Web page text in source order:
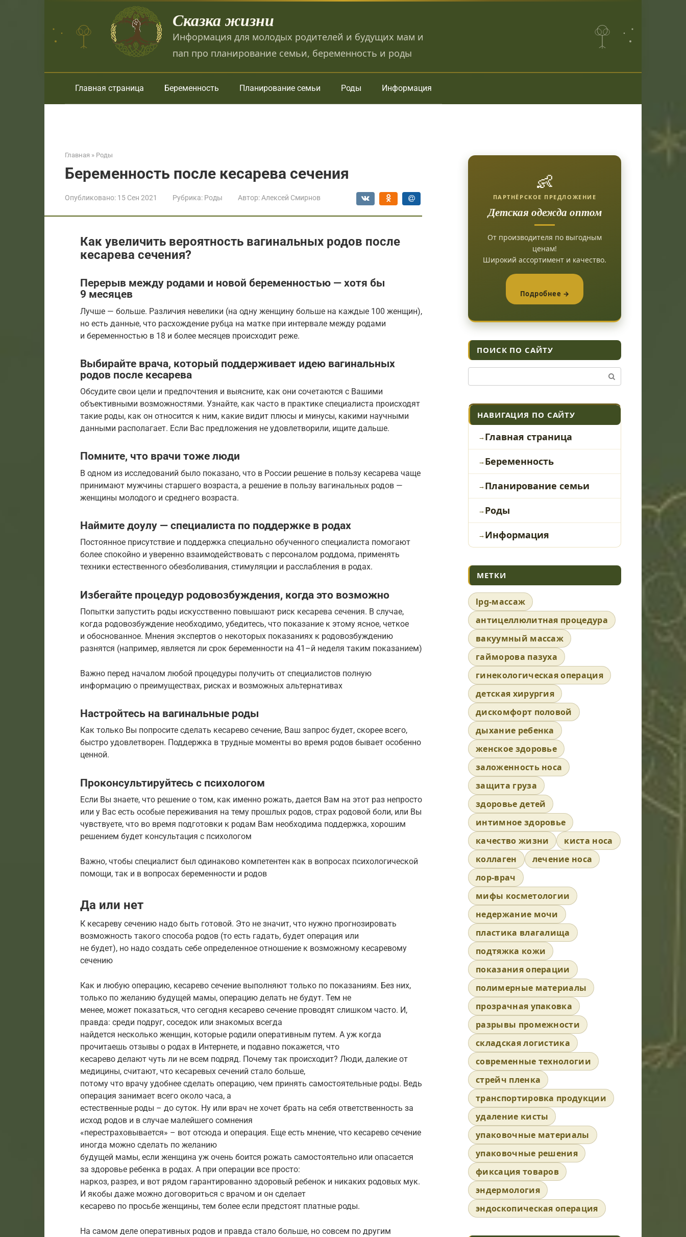
Сказка жизни
Информация для молодых родителей и будущих мам и
пап про планирование семьи, беременность и роды
Главная страница Беременность Планирование семьи Роды Информация
Главная » Роды
Беременность после кесарева сечения
Опубликовано: 15 Сен 2021 Рубрика: Роды Автор: Алексей Смирнов
Как увеличить вероятность вагинальных родов после
кесарева сечения?
Перерыв между родами и новой беременностью — хотя бы
9 месяцев
Лучше — больше. Различия невелики (на одну женщину больше на каждые 100 женщин),
но есть данные, что расхождение рубца на матке при интервале между родами
и беременностью в 18 и более месяцев происходит реже.
Выбирайте врача, который поддерживает идею вагинальных
родов после кесарева
Обсудите свои цели и предпочтения и выясните, как они сочетаются с Вашими
объективными возможностями. Узнайте, как часто в практике специалиста происходят
такие роды, как он относится к ним, какие видит плюсы и минусы, какими научными
данными располагает. Если Вас предложения не удовлетворили, ищите дальше.
Помните, что врачи тоже люди
В одном из исследований было показано, что в России решение в пользу кесарева чаще
принимают мужчины старшего возраста, а решение в пользу вагинальных родов —
женщины молодого и среднего возраста.
Наймите доулу — специалиста по поддержке в родах
Постоянное присутствие и поддержка специально обученного специалиста помогают
более спокойно и уверенно взаимодействовать с персоналом роддома, применять
техники естественного обезболивания, стимуляции и расслабления в родах.
Избегайте процедур родовозбуждения, когда это возможно
Попытки запустить роды искусственно повышают риск кесарева сечения. В случае,
когда родовозбуждение необходимо, убедитесь, что показание к этому ясное, четкое
и обоснованное. Мнения экспертов о некоторых показаниях к родовозбуждению
разнятся (например, является ли срок беременности на 41–й неделя таким показанием)
Важно перед началом любой процедуры получить от специалистов полную
информацию о преимуществах, рисках и возможных альтернативах
Настройтесь на вагинальные роды
Как только Вы попросите сделать кесарево сечение, Ваш запрос будет, скорее всего,
быстро удовлетворен. Поддержка в трудные моменты во время родов бывает особенно
ценной.
Проконсультируйтесь с психологом
Если Вы знаете, что решение о том, как именно рожать, дается Вам на этот раз непросто
или у Вас есть особые переживания на тему прошлых родов, страх родовой боли, или Вы
чувствуете, что во время подготовки к родам Вам необходима поддержка, хорошим
решением будет консультация с психологом
Важно, чтобы специалист был одинаково компетентен как в вопросах психологической
помощи, так и в вопросах беременности и родов
Да или нет
К кесареву сечению надо быть готовой. Это не значит, что нужно прогнозировать
возможность такого способа родов (то есть гадать, будет операция или
не будет), но надо создать себе определенное отношение к возможному кесаревому
сечению
Как и любую операцию, кесарево сечение выполняют только по показаниям. Без них,
только по желанию будущей мамы, операцию делать не будут. Тем не
менее, может показаться, что сегодня кесарево сечение проводят слишком часто. И,
правда: среди подруг, соседок или знакомых всегда
найдется несколько женщин, которые родили оперативным путем. А уж когда
прочитаешь отзывы о родах в Интернете, и подавно покажется, что
кесарево делают чуть ли не всем подряд. Почему так происходит? Люди, далекие от
медицины, считают, что кесаревых сечений стало больше,
потому что врачу удобнее сделать операцию, чем принять самостоятельные роды. Ведь
операция занимает всего около часа, а
естественные роды – до суток. Ну или врач не хочет брать на себя ответственность за
исход родов и в случае малейшего сомнения
«перестраховывается» – вот отсюда и операция. Еще есть мнение, что кесарево сечение
иногда можно сделать по желанию
будущей мамы, если женщина уж очень боится рожать самостоятельно или опасается
за здоровье ребенка в родах. А при операции все просто:
наркоз, разрез, и вот рядом гарантированно здоровый ребенок и никаких родовых мук.
И якобы даже можно договориться с врачом и он сделает
кесарево по просьбе женщины, тем более если предстоят платные роды.
На самом деле оперативных родов и правда стало больше, но совсем по другим
👶
ПАРТНЁРСКОЕ ПРЕДЛОЖЕНИЕ
Детская одежда оптом
От производителя по выгодным
ценам!
Широкий ассортимент и качество.
Подробнее →
ПОИСК ПО САЙТУ
НАВИГАЦИЯ ПО САЙТУ
Главная страница
Беременность
Планирование семьи
Роды
Информация
МЕТКИ
lpg-массаж
антицеллюлитная процедура
вакуумный массаж
гайморова пазуха
гинекологическая операция
детская хирургия
дискомфорт половой
дыхание ребенка
женское здоровье
заложенность носа
защита груза
здоровье детей
интимное здоровье
качество жизни
киста носа
коллаген
лечение носа
лор-врач
мифы косметологии
недержание мочи
пластика влагалища
подтяжка кожи
показания операции
полимерные материалы
прозрачная упаковка
разрывы промежности
складская логистика
современные технологии
стрейч пленка
транспортировка продукции
удаление кисты
упаковочные материалы
упаковочные решения
фиксация товаров
эндермология
эндоскопическая операция